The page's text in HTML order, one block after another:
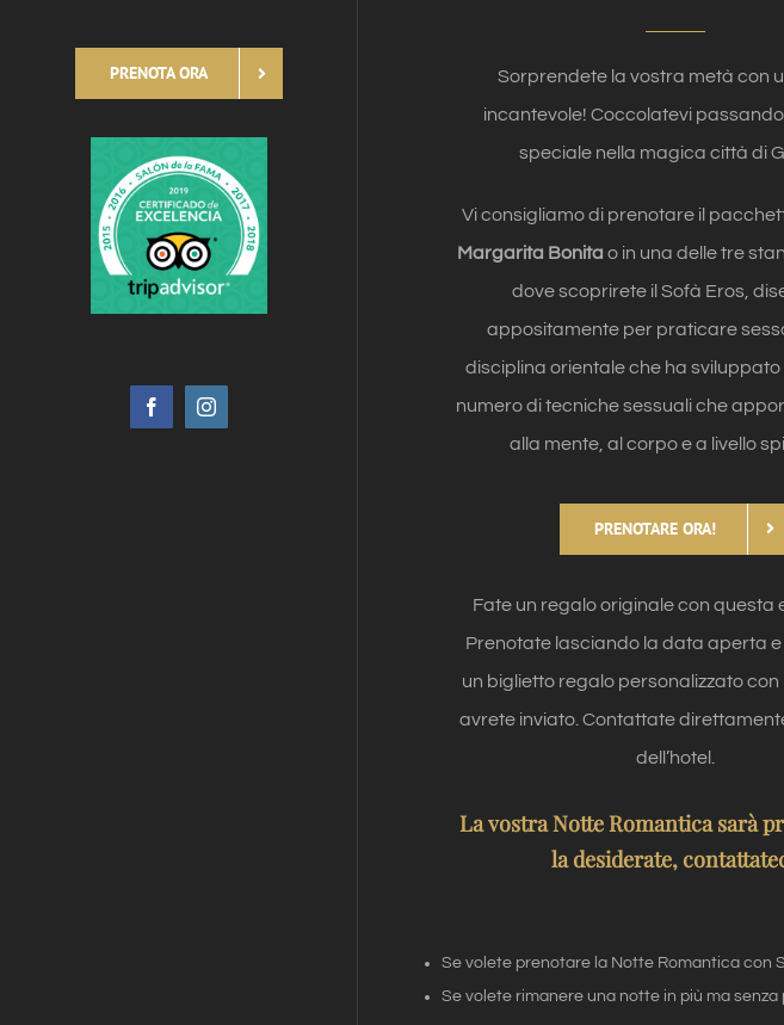
FacebookInstagram
PRENOTA ORA
Sorprendete la vostra metà con
incantevole! Coccolatevi
speciale nella magica città di
Vi consigliamo di prenotare il
Margarita Bonita o in una delle tre
dove scoprirete il Sofà Eros,
appositamente per praticare
disciplina orientale che ha
numero di tecniche sessuali che
alla mente, al corpo e a livello
PRENOTARE ORA!
Fate un regalo originale con questa
Prenotate lasciando la data aperta e
un biglietto regalo personalizzato con
avrete inviato. Contattate
dell’hotel.
La vostra Notte Romantica sarà
la desiderate,
Se volete prenotare la Notte Romantica con
Se volete rimanere una notte in più ma